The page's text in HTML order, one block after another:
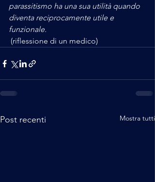
parassitismo ha una sua utilità quando
diventa reciprocamente utile e
funzionale.
(riflessione di un medico)
Post recenti Mostra tutti